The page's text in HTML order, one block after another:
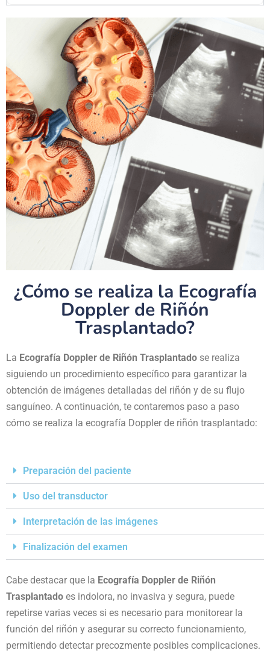
¿Cómo se realiza la Ecografía
Doppler de Riñón
Trasplantado?
La Ecografía Doppler de Riñón Trasplantado se realiza
siguiendo un procedimiento específico para garantizar la
obtención de imágenes detalladas del riñón y de su flujo
sanguíneo. A continuación, te contaremos paso a paso
cómo se realiza la ecografía Doppler de riñón trasplantado:
Preparación del paciente
Uso del transductor
Interpretación de las imágenes
Finalización del examen
Cabe destacar que la Ecografía Doppler de Riñón
Trasplantado es indolora, no invasiva y segura, puede
repetirse varias veces si es necesario para monitorear la
función del riñón y asegurar su correcto funcionamiento,
permitiendo detectar precozmente posibles complicaciones.